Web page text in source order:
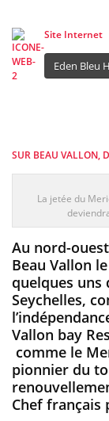
Site Internet
Eden Bleu
SUR BEAU VALLON,
La jetée du
Au nord-
Beau Vallon
quelques uns
Seychelles,
Vallon bay
comme le
pionnier du
Chef français